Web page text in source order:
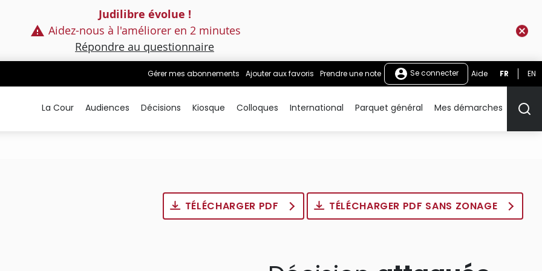
Judilibre évolue !
Aidez-nous à l'améliorer en 2 minutes
Répondre au questionnaire
Gérer mes abonnements Ajouter aux favoris Prendre une note Se connecter Aide FR EN
La Cour Audiences Décisions Kiosque Colloques International Parquet général Mes démarches
TÉLÉCHARGER PDF TÉLÉCHARGER PDF SANS ZONAGE